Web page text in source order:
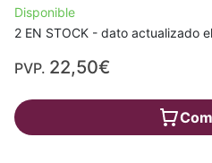
Disponible
2 EN STOCK - dato actualizado
PVP. 22,50€